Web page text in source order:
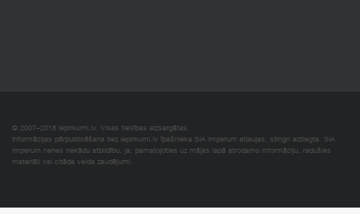
© 2007–2018 Iepirkumi.lv. Visas tiesības aizsargātas.
Informācijas pārpublicēšana bez iepirkumi.lv īpašnieka SIA Imperum atļaujas, stingri aizliegta. SIA
Imperum nenes nekādu atbildību, ja, pamatojoties uz mājas lapā atrodamo informāciju, radušies
materiāli vai citāda veida zaudējumi.